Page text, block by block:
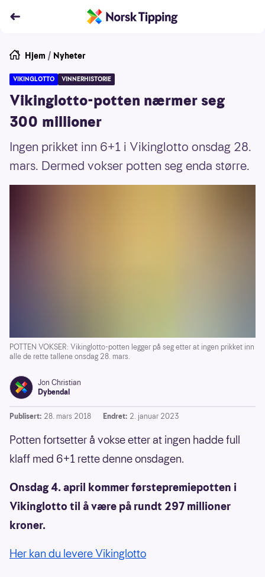
Hjem / Nyheter
VIKINGLOTTO VINNERHISTORIE
Vikinglotto-potten nærmer seg
300 millioner
Ingen prikket inn 6+1 i Vikinglotto onsdag 28.
mars. Dermed vokser potten seg enda større.
POTTEN VOKSER: Vikinglotto-potten legger på seg etter at ingen prikket inn
alle de rette tallene onsdag 28. mars.
Jon Christian
Dybendal
Publisert: 28. mars 2018 Endret: 2. januar 2023
Potten fortsetter å vokse etter at ingen hadde full
klaff med 6+1 rette denne onsdagen.
Onsdag 4. april kommer førstepremiepotten i
Vikinglotto til å være på rundt 297 millioner
kroner.
Her kan du levere Vikinglotto